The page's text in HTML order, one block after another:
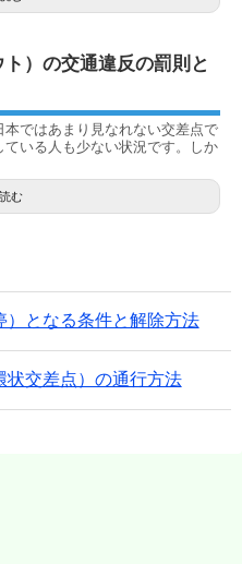
）の交通違反の罰則と
ではあまり見なれない交差点で
いる人も少ない状況です。しか
む
）となる条件と解除方法
状交差点）の通行方法